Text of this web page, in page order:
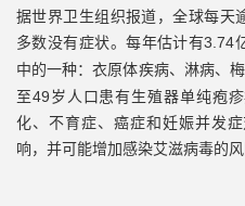
据世界卫生组织报道，全球每天
多数没有症状。每年估计有3.74
中的一种：衣原体疾病、淋病、
至49岁人口患有生殖器单纯疱
化、不育症、癌症和妊娠并发
响，并可能增加感染艾滋病毒的风